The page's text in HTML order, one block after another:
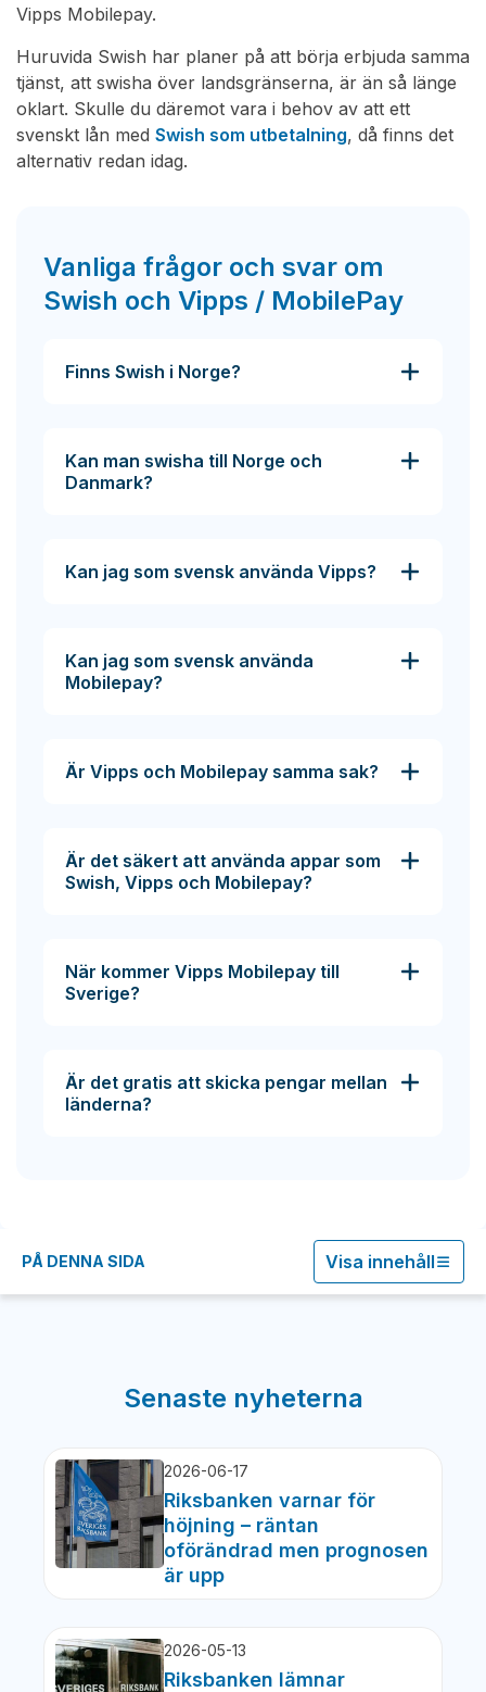
Vipps Mobilepay.
Huruvida Swish har planer på att börja erbjuda samma
tjänst, att swisha över landsgränserna, är än så länge
oklart. Skulle du däremot vara i behov av att ett
svenskt lån med Swish som utbetalning, då finns det
alternativ redan idag.
Vanliga frågor och svar om
Swish och Vipps / MobilePay
Finns Swish i Norge?
Kan man swisha till Norge och
Danmark?
Kan jag som svensk använda Vipps?
Kan jag som svensk använda
Mobilepay?
Är Vipps och Mobilepay samma sak?
Är det säkert att använda appar som
Swish, Vipps och Mobilepay?
När kommer Vipps Mobilepay till
Sverige?
Är det gratis att skicka pengar mellan
länderna?
PÅ DENNA SIDA Visa innehåll
Senaste nyheterna
2026-06-17
Riksbanken varnar för
höjning – räntan
oförändrad men prognosen
är upp
2026-05-13
Riksbanken lämnar